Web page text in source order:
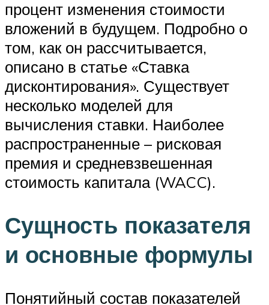
процент изменения стоимости
вложений в будущем. Подробно о
том, как он рассчитывается,
описано в статье «Ставка
дисконтирования». Существует
несколько моделей для
вычисления ставки. Наиболее
распространенные – рисковая
премия и средневзвешенная
стоимость капитала (WACC).
Сущность показателя
и основные формулы
Понятийный состав показателей